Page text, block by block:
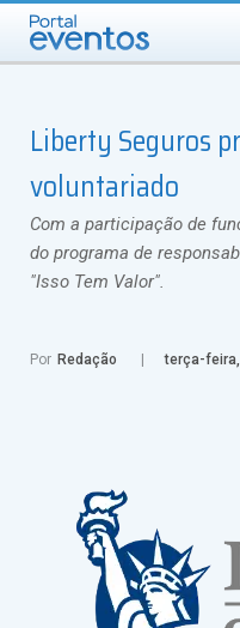
DOMINGO, 9 DE AGOSTO
Liberty Seguros
voluntariado
Com a participação de
do programa de
"Isso Tem Valor".
Por Redação terça-